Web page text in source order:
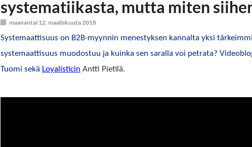
systematiikasta, mutta miten
maanantai 12. maaliskuuta 2018
Systemaattisuus on B2B-myynnin menestyksen kannalta yksi
systemaattisuus muodostuu ja kuinka sen saralla voi petrata?
Tuomi sekä Loyalisticin Antti Pietilä.